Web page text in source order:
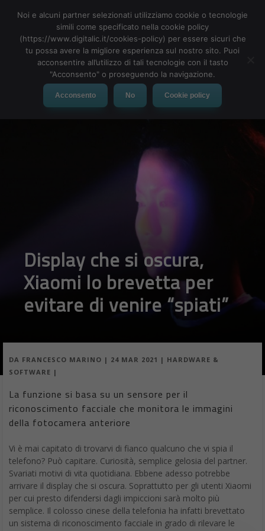
MENU
Display che si oscura,
Xiaomi lo brevetta per
evitare di venire “spiati”
DA FRANCESCO MARINO | 24 MAR 2021 | HARDWARE &
SOFTWARE |
La funzione si basa su un sensore per il
riconoscimento facciale che monitora le immagini
della fotocamera anteriore
Vi è mai capitato di trovarvi di fianco qualcuno che vi spia il
telefono? Può capitare. Curiosità, semplice gelosia del partner.
Svariati motivi di vita quotidiana. Ebbene adesso potrebbe
arrivare il display che si oscura. Soprattutto per gli utenti Xiaomi
per cui presto difendersi dagli impiccioni sarà molto più
semplice. Il colosso cinese della telefonia ha infatti brevettato
un sistema di riconoscimento facciale in grado di rilevare le
Noi e alcuni partner selezionati utilizziamo cookie o tecnologie
simili come specificato nella cookie policy
(https://www.digitalic.it/cookies-policy) per essere sicuri che
tu possa avere la migliore esperienza sul nostro sito. Puoi
acconsentire all’utilizzo di tali tecnologie con il tasto
"Acconsento" o proseguendo la navigazione.
Acconsento No Cookie policy